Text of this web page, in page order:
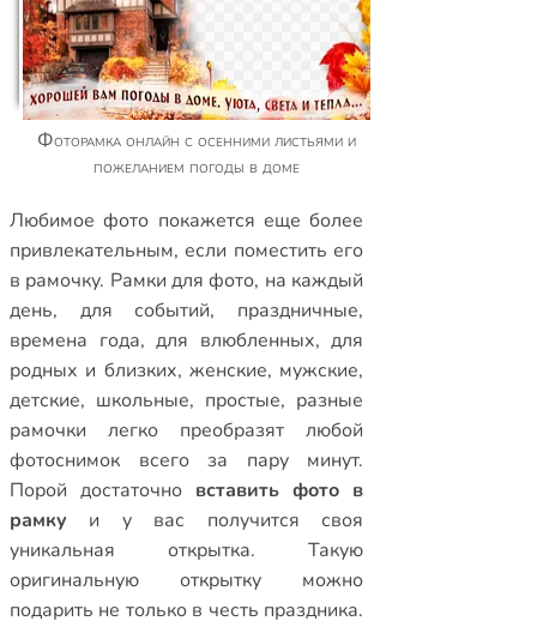
Фоторамка онлайн с осенними листьями и
пожеланием погоды в доме
Любимое фото покажется еще более
привлекательным, если поместить его
в рамочку. Рамки для фото, на каждый
день, для событий, праздничные,
времена года,для влюбленных,для
родных и близких, женские, мужские,
детские, школьные, простые, разные
рамочки легко преобразят любой
фотоснимок всего за пару минут.
Порой достаточно вставить фото в
рамку и у вас получится своя
уникальная открытка. Такую
оригинальную открытку можно
подарить не только в честь праздника.